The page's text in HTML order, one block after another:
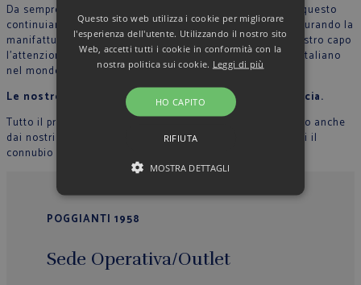
Da sempre crediamo nella filosofia del Made in Italy, per questo
continuiamo a produrre nel nostro stabilimento in Italia, curando la
manifattura tutte le fase di lavoro e riportando in ogni nostro capo
l’attenzione per il dettaglio che contraddistingue lo stile Italiano
nel mondo.
Le nostre sarte cuciono con mani esperte ogni camicia.
Tutto il processo di lavorazione sartoriale è supervisionato anche
dai nostri collaboratori, in modo che ogni capo rappresenti il
connubio perfetto tra qualità, originalità ed eleganza.
POGGIANTI 1958
Sede Operativa/Outlet
Questo sito web utilizza i cookie per migliorare
l'esperienza dell'utente. Utilizzando il nostro sito
Web, accetti tutti i cookie in conformità con la
nostra politica sui cookie. Leggi di più
HO CAPITO
RIFIUTA
MOSTRA DETTAGLI